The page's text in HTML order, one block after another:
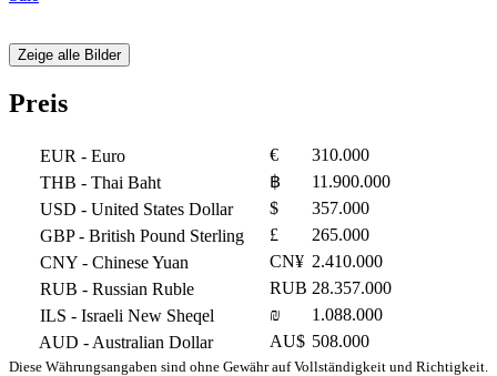
Zeige alle Bilder
Preis
EUR - Euro €
310.000
THB - Thai Baht ฿
11.900.000
USD - United States Dollar $
357.000
GBP- British Pound Sterling £
265.000
CNY - Chinese Yuan CN¥ 2.410.000
RUB - Russian Ruble RUB 28.357.000
ILS - Israeli New Sheqel ₪
1.088.000
AUD - Australian Dollar AU$ 508.000
Diese Währungsangaben sind ohne Gewähr auf Vollständigkeit und Richtigkeit.